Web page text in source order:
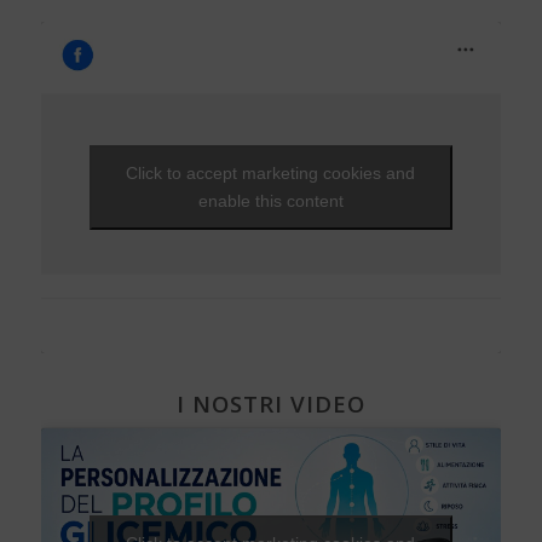
Testimonianze
Il controllo del diabete
Diabete, cuore e vasi
Click to accept marketing cookies and
enable this content
I NOSTRI VIDEO